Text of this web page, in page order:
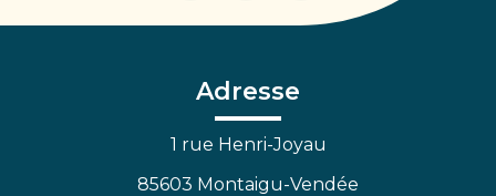
Facebook
Adresse
1 rue Henri-Joyau
85603 Montaigu-Vendée